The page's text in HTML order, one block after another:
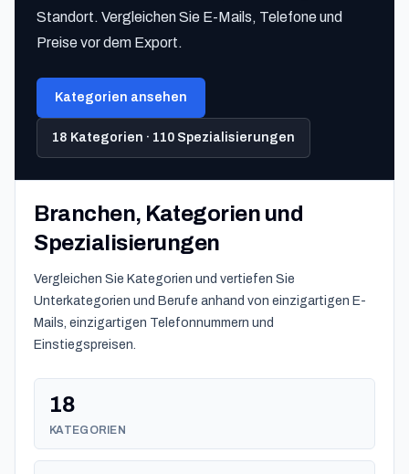
100 Gratis-Leads erhalten
Standort. Vergleichen Sie E-Mails, Telefone und
Preise vor dem Export.
Kategorien ansehen
18 Kategorien · 110 Spezialisierungen
Branchen, Kategorien und
Spezialisierungen
Vergleichen Sie Kategorien und vertiefen Sie
Unterkategorien und Berufe anhand von einzigartigen E-
Mails, einzigartigen Telefonnummern und
Einstiegspreisen.
18
KATEGORIEN